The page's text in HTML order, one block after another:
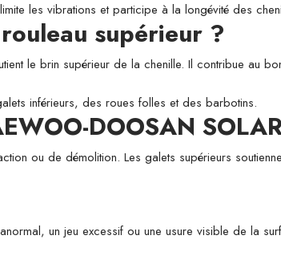
les vibrations et participe à la longévité des
supérieur ?
le brin supérieur de la chenille. Il contribue au
inférieurs, des roues folles et des barbotins.
DOOSAN
ou de démolition. Les galets supérieurs
un jeu excessif ou une usure visible de la